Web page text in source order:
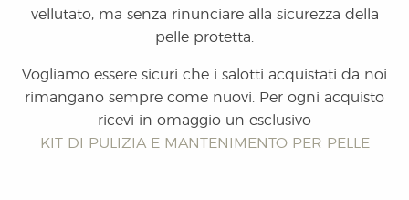
vellutato, ma senza rinunciare alla sicurezza della
pelle protetta.
Vogliamo essere sicuri che i salotti acquistati da noi
rimangano sempre come nuovi. Per ogni acquisto
ricevi in omaggio un esclusivo
KIT DI PULIZIA E MANTENIMENTO PER PELLE